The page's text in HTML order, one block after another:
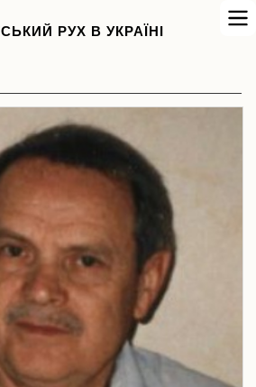
РУХ В УКРАЇНІ